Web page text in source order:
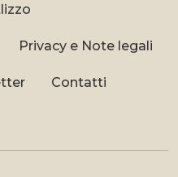
Privacy e Note legali
Contatti